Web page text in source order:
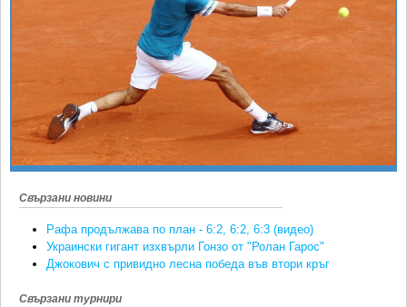
БЛОГ
ВИДЕО
ЖЪЛТО
Други
Любители
Свързани новини
Рафа продължава по план - 6:2, 6:2, 6:3 (видео)
Украински гигант изхвърли Гонзо от "Ролан Гарос"
Джокович с привидно лесна победа във втори кръг
Свързани турнири